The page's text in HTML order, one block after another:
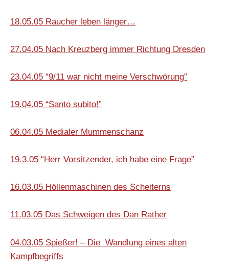
18.05.05 Raucher leben länger…
27.04.05 Nach Kreuzberg immer Richtung Dresden
23.04.05 “9/11 war nicht meine Verschwörung”
19.04.05 “Santo subito!”
06.04.05 Medialer Mummenschanz
19.3.05 “Herr Vorsitzender, ich habe eine Frage”
16.03.05 Höllenmaschinen des Scheiterns
11.03.05 Das Schweigen des Dan Rather
04.03.05 Spießer! – Die Wandlung eines alten
Kampfbegriffs